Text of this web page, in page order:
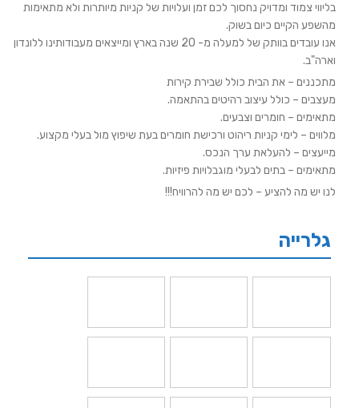
בליווי צמוד ומדויק נחסוך לכם זמן ועלויות של קניות מיותרות ולא מתאימות
מהשפע הקיים כיום בשוק.
אנו עובדים בוותק של למעלה מ- 20 שנה בארץ ומייצאים מעבודותינו ללונדון
וארה"ב.
מתכננים – את הבית כולל שבירת קירות
מעצבים – כולל עיצוב רהיטים בהתאמה.
מתאימים – חומרים וצבעים.
מלווים – לימי קניות ריהוט ורכישת חומרים בעת שיפוץ מול בעלי מקצוע.
מייעצים – להעלאת ערך הנכס.
מתאימים – בתים לבעלי מוגבלויות פיזיות.
לנו יש מה להציע – לכם יש מה להרוויח!!!
גלרייה